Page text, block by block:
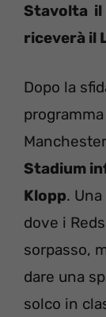
Stavolta il
riceverà il
Dopo la
Stadium
Klopp.
dove i
sorpasso,
dare una
solco in